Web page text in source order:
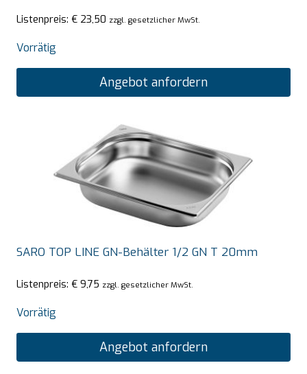
Listenpreis: € 23,50 zzgl. gesetzlicher MwSt.
Vorrätig
Angebot anfordern
SARO TOP LINE GN-Behälter 1/2 GN T 20mm
Listenpreis: € 9,75 zzgl. gesetzlicher MwSt.
Vorrätig
Angebot anfordern